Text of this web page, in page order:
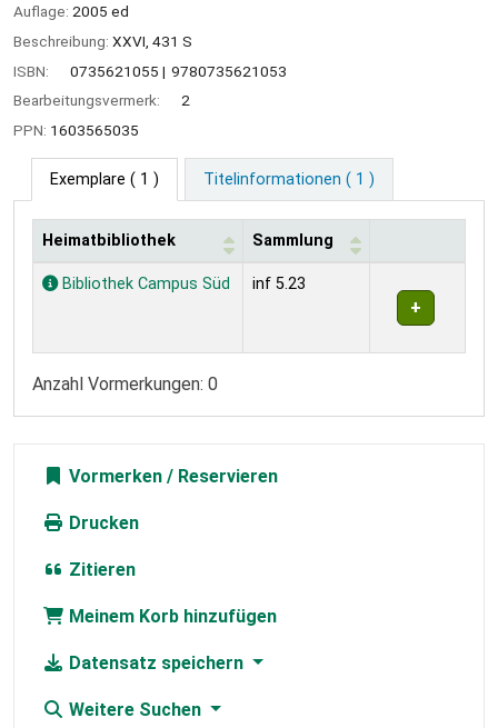
Auflage: 2005 ed
Beschreibung: XXVI, 431 S
ISBN:
0735621055
9780735621053
Bearbeitungsvermerk:
2
PPN: 1603565035
Exemplare ( 1 ) Titelinformationen ( 1 )
Exemplare
Heimatbibliothek Sammlung
Bibliothek Campus Süd inf 5.23
Anzahl Vormerkungen: 0
Vormerken
Drucken
Zitieren
Meinem Korb hinzufügen
Datensatz speichern
Weitere Suchen